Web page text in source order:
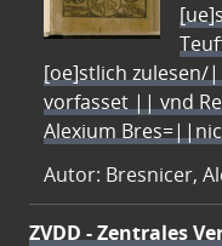
[oe]stlich zulesen/
vorfasset || vnd
Alexium
Autor: Bresnicer,
ZVDD - Zentrales